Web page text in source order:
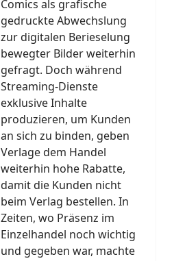
Comics als grafische
gedruckte Abwechslung
zur digitalen Berieselung
bewegter Bilder weiterhin
gefragt. Doch während
Streaming-Dienste
exklusive Inhalte
produzieren, um Kunden
an sich zu binden, geben
Verlage dem Handel
weiterhin hohe Rabatte,
damit die Kunden nicht
beim Verlag bestellen. In
Zeiten, wo Präsenz im
Einzelhandel noch wichtig
und gegeben war, machte